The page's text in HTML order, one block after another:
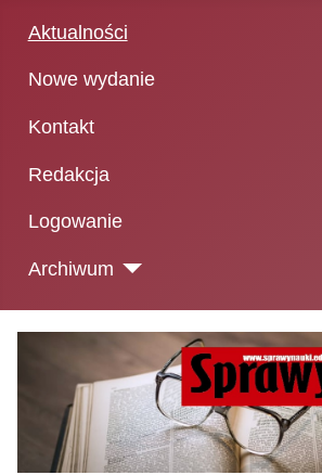
Aktualności
Nowe wydanie
Kontakt
Redakcja
Logowanie
Archiwum